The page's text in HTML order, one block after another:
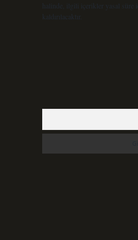
halinde, ilgili içerikler yasal süre
kaldırılacaktır.